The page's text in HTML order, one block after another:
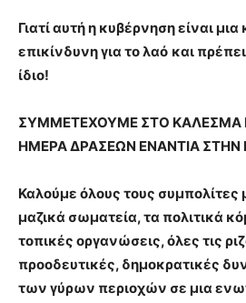
Γιατί αυτή η κυβέρνηση είναι
επικίνδυνη για το λαό και
ίδιο!
ΣΥΜΜΕΤΕΧΟΥΜΕ ΣΤΟ ΚΑΛΕΣΜΑ
ΗΜΕΡΑ ΔΡΑΣΕΩΝ ΕΝΑΝΤΙΑ ΣΤΗΝ
Καλούμε όλους τους συμπολίτες
μαζικά σωματεία, τα πολιτικά
τοπικές οργανώσεις, όλες τις
προοδευτικές, δημοκρατικές
των γύρων περιοχών σε μια